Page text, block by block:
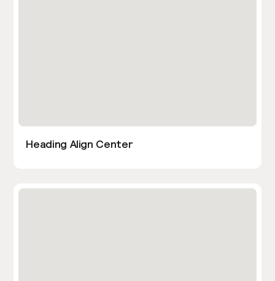
Heading Align Center